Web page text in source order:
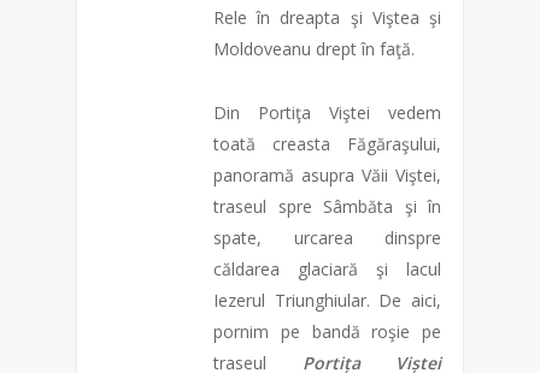
Rele în dreapta şi Viştea şi
Moldoveanu drept în faţă.
Din Portiţa Viştei vedem
toată creasta Făgăraşului,
panoramă asupra Văii Viştei,
traseul spre Sâmbăta şi în
spate, urcarea dinspre
căldarea glaciară şi lacul
Iezerul Triunghiular. De aici,
pornim pe bandă roşie pe
traseul Portița Viștei